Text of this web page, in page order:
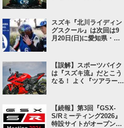
ぎる1台』はコレじゃな
いか？【SUZUKI GSX-
8R／インプレ・レビュー
前編】
スズキ『北川ライディン
グスクール』は次回は9
月20日(日)に愛知県・豊
のバイク！ のイベントニ
ュース】
【誤解】スポーツバイク
は『スズキ流』だとこう
なる！ よく『ツアラーだ
お話【SUZUKI GSX-8R
試乗インプレ・レビュー
後編】
【続報】第3回『GSX-
S/Rミーティング2026』
特設サイトがオープン！